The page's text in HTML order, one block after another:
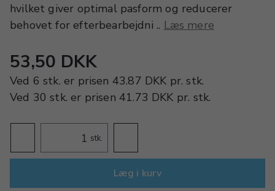
hvilket giver optimal pasform og reducerer
behovet for efterbearbejdni .. Læs mere
53,50 DKK
Ved 6 stk. er prisen 43.87 DKK pr.stk.
Ved 30 stk. er prisen 41.73 DKK pr. stk.
stk.
Læg i kurv